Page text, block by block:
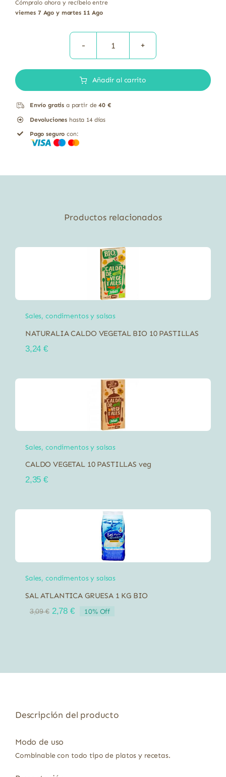
Cómpralo ahora y recíbelo entre
viernes 7 Ago y martes 11 Ago
GARAM
ESPECIA
Añadir al carrito
Envío gratis a partir de40 €
Devoluciones hasta 14 días
Pago seguro con:
Productos relacionados
Sales, condimentos y salsas
NATURALIA CALDO VEGETAL BIO 10 PASTILLAS
3,24€
Sales, condimentos y salsas
CALDO VEGETAL 10 PASTILLAS veg
2,35€
Sales, condimentos y salsas
SAL ATLANTICA GRUESA 1 KG BIO
3,09€ El
2,78 €El
10% Off
Descripción del producto
Modo de uso
Combinable con todo tipo de platos y recetas.